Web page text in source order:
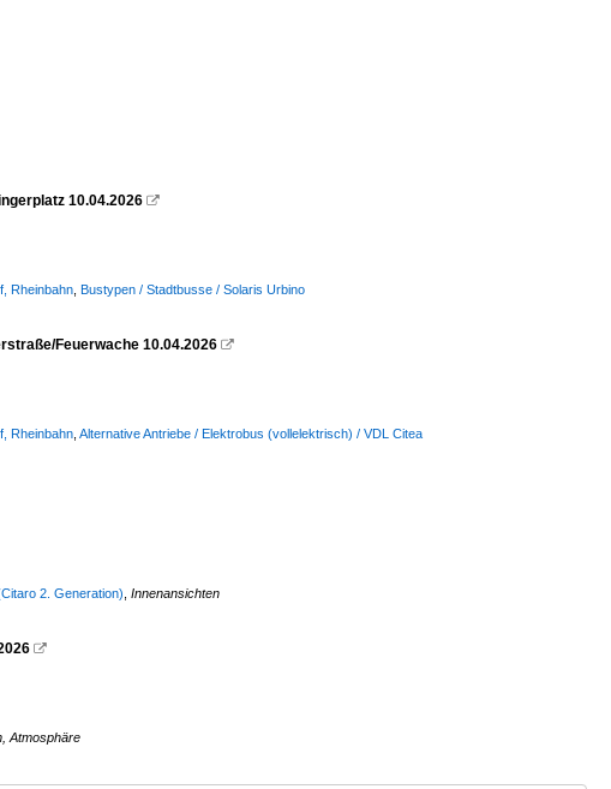
10.04.2026 
Rheinbahn Bustypen / Stadtbusse / Solaris Urbino
Feuerwache 10.04.2026 
Rheinbahn Alternative Antriebe / Elektrobus (vollelektrisch) / VDL Citea
2. Generation) Innenansichten

Atmosphäre